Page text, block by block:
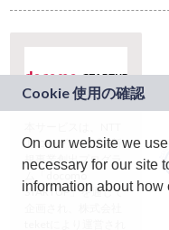
ドコモグループの新
規事業創出プログラ
ム「docomo
STARTUP」を通じて
On our website we
necessary for our site
information about how